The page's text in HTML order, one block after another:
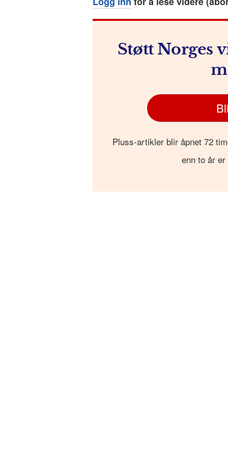
o e p
at
Støtt Norges
Pluss-artikler blir åpnet 72
enn to år er